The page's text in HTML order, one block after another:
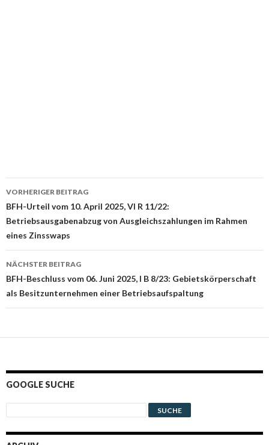
Beitrags-
Navigation
VORHERIGER BEITRAG
BFH-Urteil vom 10. April 2025, VI R 11/22:
Betriebsausgabenabzug von Ausgleichszahlungen im Rahmen
eines Zinsswaps
NÄCHSTER BEITRAG
BFH-Beschluss vom 06. Juni 2025, I B 8/23: Gebietskörperschaft
als Besitzunternehmen einer Betriebsaufspaltung
GOOGLE SUCHE